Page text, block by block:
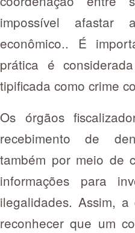
impossível
econômico.. É
prática é
tipificada como crime
Os órgãos
recebimento de
também por meio de
informações para
ilegalidades. Assim,
reconhecer que um